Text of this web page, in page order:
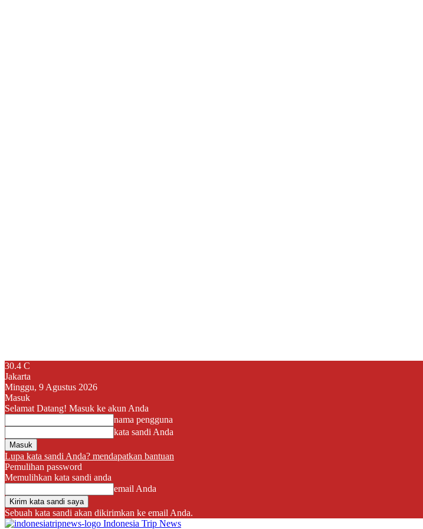
30.4 C
Jakarta
Minggu, 9 Agustus 2026
Masuk
Selamat Datang! Masuk ke akun Anda
nama pengguna
kata sandi Anda
Lupa kata sandi Anda? mendapatkan bantuan
Pemulihan password
Memulihkan kata sandi anda
email Anda
Sebuah kata sandi akan dikirimkan ke email Anda.
Indonesia Trip News